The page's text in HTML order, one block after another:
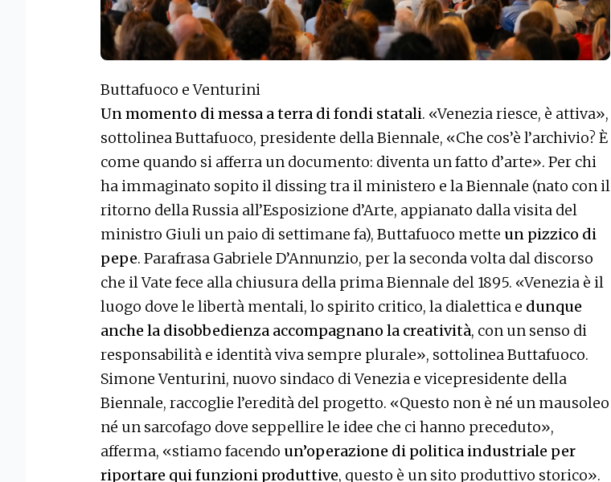
Buttafuoco e Venturini
Un momento di messa a terra di fondi statali. «Venezia riesce, è attiva»,
sottolinea Buttafuoco, presidente della Biennale, «Che cos’è l’archivio? È
come quando si afferra un documento: diventa un fatto d’arte». Per chi
ha immaginato sopito il dissing tra il ministero e la Biennale (nato con il
ritorno della Russia all’Esposizione d’Arte, appianato dalla visita del
ministro Giuli un paio di settimane fa), Buttafuoco mette un pizzico di
pepe. Parafrasa Gabriele D’Annunzio, per la seconda volta dal discorso
che il Vate fece alla chiusura della prima Biennale del 1895. «Venezia è il
luogo dove le libertà mentali, lo spirito critico, la dialettica e dunque
anche la disobbedienza accompagnano la creatività, con un senso di
responsabilità e identità viva sempre plurale», sottolinea Buttafuoco.
Simone Venturini, nuovo sindaco di Venezia e vicepresidente della
Biennale, raccoglie l’eredità del progetto. «Questo non è né un mausoleo
né un sarcofago dove seppellire le idee che ci hanno preceduto»,
afferma, «stiamo facendo un’operazione di politica industriale per
riportare qui funzioni produttive, questo è un sito produttivo storico».